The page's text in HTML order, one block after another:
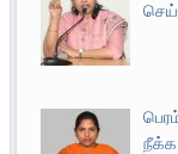
நீக்க